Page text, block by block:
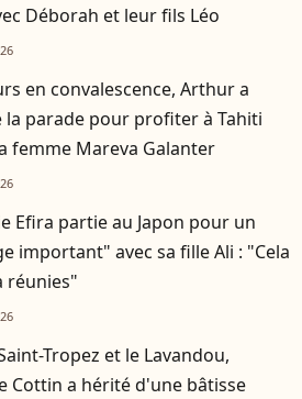
Déborah et leur fils Léo
en convalescence, Arthur a
la parade pour profiter à Tahiti
femme Mareva Galanter
Efira partie au Japon pour un
important" avec sa fille Ali : "Cela
réunies"
Tropez et le Lavandou,
Cottin a hérité d'une bâtisse